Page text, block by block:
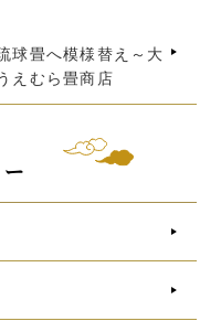
球畳へ模様替え～大
えむら畳商店